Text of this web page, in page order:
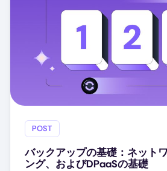
POST
バックアップの基礎：ネット
ング、およびDPaaSの基礎